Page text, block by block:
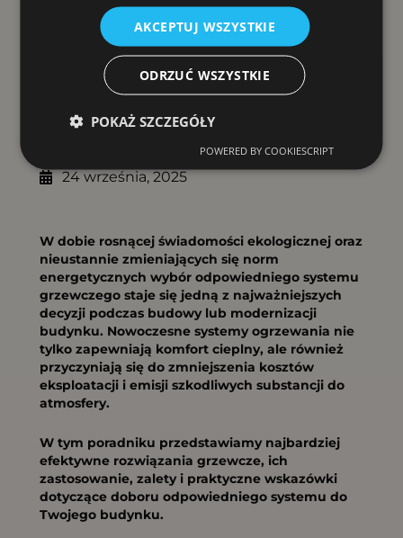
Spis treści
24 września, 2025
W dobie rosnącej świadomości ekologicznej oraz
nieustannie zmieniających się norm
energetycznych wybór odpowiedniego systemu
grzewczego staje się jedną z najważniejszych
decyzji podczas budowy lub modernizacji
budynku. Nowoczesne systemy ogrzewania nie
tylko zapewniają komfort cieplny, ale również
przyczyniają się do zmniejszenia kosztów
eksploatacji i emisji szkodliwych substancji do
atmosfery.
W tym poradniku przedstawiamy najbardziej
efektywne rozwiązania grzewcze, ich
zastosowanie, zalety i praktyczne wskazówki
dotyczące doboru odpowiedniego systemu do
Twojego budynku.
AKCEPTUJ WSZYSTKIE
ODRZUĆ WSZYSTKIE
POKAŻ SZCZEGÓŁY
POWERED BY COOKIESCRIPT